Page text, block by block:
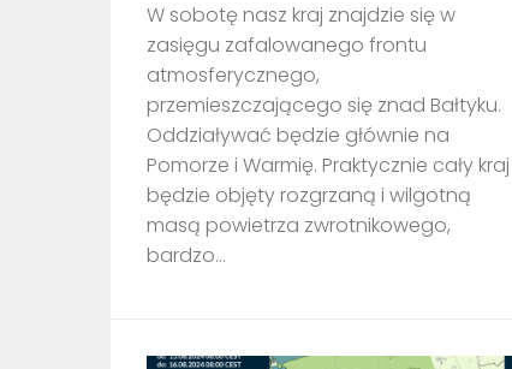
W sobotę nasz kraj znajdzie się w
zasięgu zafalowanego frontu
atmosferycznego,
przemieszczającego się znad Bałtyku.
Oddziaływać będzie głównie na
Pomorze i Warmię. Praktycznie cały kraj
będzie objęty rozgrzaną i wilgotną
masą powietrza zwrotnikowego,
bardzo...